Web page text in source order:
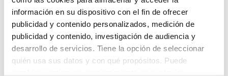
información en su dispositivo con el fin de ofrecer
publicidad y contenido personalizados, medición de
publicidad y contenido, investigación de audiencia y
desarrollo de servicios. Tiene la opción de seleccionar
quién usa sus datos y con qué propósitos. Puede
Lo sentimos, no sabemos como
te hemos traido hasta aquí.
Pero puedes encontrar el coche que estás
buscando en alguno de estos enlaces: